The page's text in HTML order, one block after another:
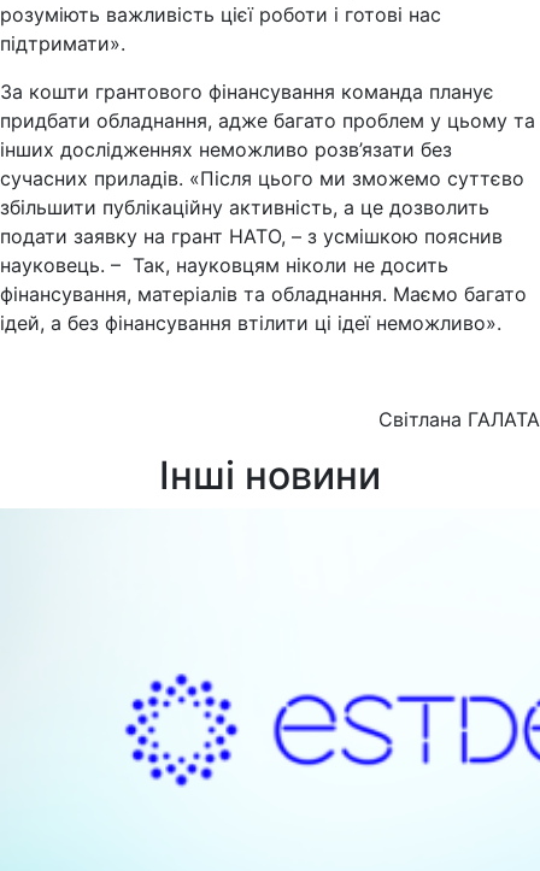
розуміють важливість цієї роботи і готові нас
підтримати».
За кошти грантового фінансування команда планує
придбати обладнання, адже багато проблем у цьому та
інших дослідженнях неможливо розв’язати без
сучасних приладів. «Після цього ми зможемо суттєво
збільшити публікаційну активність, а це дозволить
подати заявку на грант НАТО, – з усмішкою пояснив
науковець. – Так, науковцям ніколи не досить
фінансування, матеріалів та обладнання. Маємо багато
ідей, а без фінансування втілити ці ідеї неможливо».
Світлана ГАЛАТА
Інші новини